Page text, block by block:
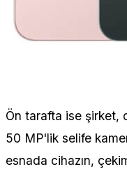
Ön tarafta ise şirket,
50 MP'lik selife
esnada cihazın,